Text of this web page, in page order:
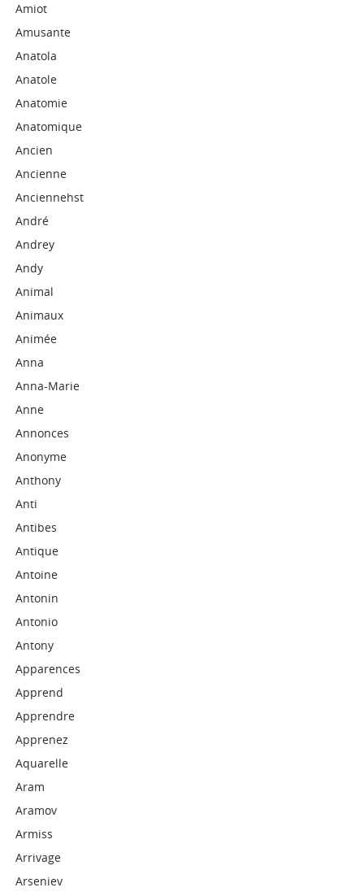
Amiot
Amusante
Anatola
Anatole
Anatomie
Anatomique
Ancien
Ancienne
Anciennehst
André
Andrey
Andy
Animal
Animaux
Animée
Anna
Anna-Marie
Anne
Annonces
Anonyme
Anthony
Anti
Antibes
Antique
Antoine
Antonin
Antonio
Antony
Apparences
Apprend
Apprendre
Apprenez
Aquarelle
Aram
Aramov
Armiss
Arrivage
Arseniev